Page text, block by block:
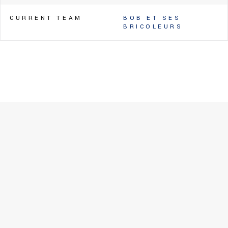
CURRENT TEAM
BOB ET SES
BRICOLEURS